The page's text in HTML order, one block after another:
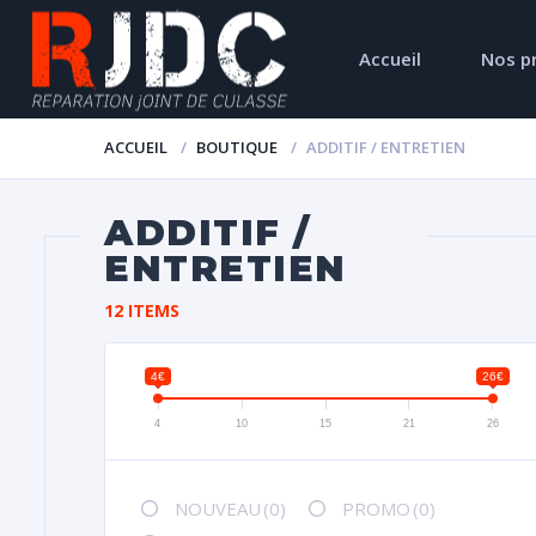
Accueil Nos
ACCUEIL BOUTIQUE ADDITIF / ENTRETIEN
ADDITIF /
ENTRETIEN
12 ITEMS
4€ 26€
4 10 15 21 26
NOUVEAU (0) PROMO (0)